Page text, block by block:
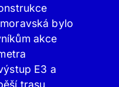
bylo
akce
E3 a
trasu